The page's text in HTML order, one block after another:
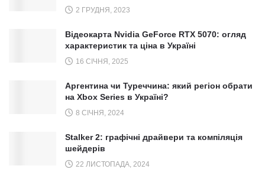
2 ГРУДНЯ, 2023
Відеокарта Nvidia GeForce RTX 5070: огляд
характеристик та ціна в Україні
16 СІЧНЯ, 2025
Аргентина чи Туреччина: який регіон обрати
на Xbox Series в Україні?
8 СІЧНЯ, 2024
Stalker 2: графічні драйвери та компіляція
шейдерів
22 ЛИСТОПАДА, 2024